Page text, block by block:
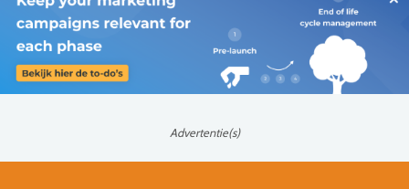
Advertentie(s)